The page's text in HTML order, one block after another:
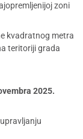
zoni
kvadratnog metra
teritoriji grada
2025.